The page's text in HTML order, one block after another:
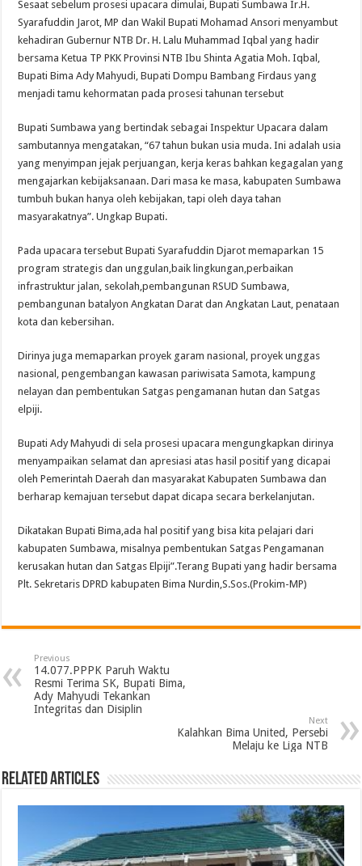
Sesaat sebelum prosesi upacara dimulai, Bupati Sumbawa Ir.H.
Syarafuddin Jarot, MP dan Wakil Bupati Mohamad Ansori menyambut
kehadiran Gubernur NTB Dr. H. Lalu Muhammad Iqbal yang hadir
bersama Ketua TP PKK Provinsi NTB Ibu Shinta Agatia Moh. Iqbal,
Bupati Bima Ady Mahyudi, Bupati Dompu Bambang Firdaus yang
menjadi tamu kehormatan pada prosesi tahunan tersebut
Bupati Sumbawa yang bertindak sebagai Inspektur Upacara dalam
sambutannya mengatakan, “67 tahun bukan usia muda. Ini adalah usia
yang menyimpan jejak perjuangan, kerja keras bahkan kegagalan yang
mengajarkan kebijaksanaan. Dari masa ke masa, kabupaten Sumbawa
tumbuh bukan hanya oleh kebijakan, tapi oleh daya tahan
masyarakatnya”. Ungkap Bupati.
Pada upacara tersebut Bupati Syarafuddin Djarot memaparkan 15
program strategis dan unggulan,baik lingkungan,perbaikan
infrastruktur jalan, sekolah,pembangunan RSUD Sumbawa,
pembangunan batalyon Angkatan Darat dan Angkatan Laut, penataan
kota dan kebersihan.
Dirinya juga memaparkan proyek garam nasional, proyek unggas
nasional, pengembangan kawasan pariwisata Samota, kampung
nelayan dan pembentukan Satgas pengamanan hutan dan Satgas
elpiji.
Bupati Ady Mahyudi di sela prosesi upacara mengungkapkan dirinya
menyampaikan selamat dan apresiasi atas hasil positif yang dicapai
oleh Pemerintah Daerah dan masyarakat Kabupaten Sumbawa dan
berharap kemajuan tersebut dapat dicapa secara berkelanjutan.
Dikatakan Bupati Bima,ada hal positif yang bisa kita pelajari dari
kabupaten Sumbawa, misalnya pembentukan Satgas Pengamanan
kerusakan hutan dan Satgas Elpiji”.Terang Bupati yang hadir bersama
Plt. Sekretaris DPRD kabupaten Bima Nurdin,S.Sos.(Prokim-MP)
Previous
14.077.PPPK Paruh Waktu
Resmi Terima SK, Bupati Bima,
Ady Mahyudi Tekankan
Integritas dan Disiplin
Next
Kalahkan Bima United, Persebi
Melaju ke Liga NTB
Related Articles